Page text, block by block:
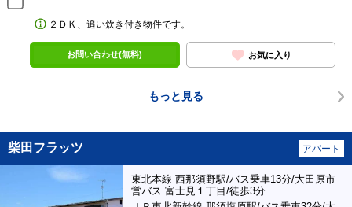
２ＤＫ、追い炊き付き物件です。
お問い合わせ(無料) お気に入り
もっと見る
柴田フラッツ アパート
東北本線 西那須野駅/バス乗車13分/大田原市
営バス 富士見１丁目/徒歩3分